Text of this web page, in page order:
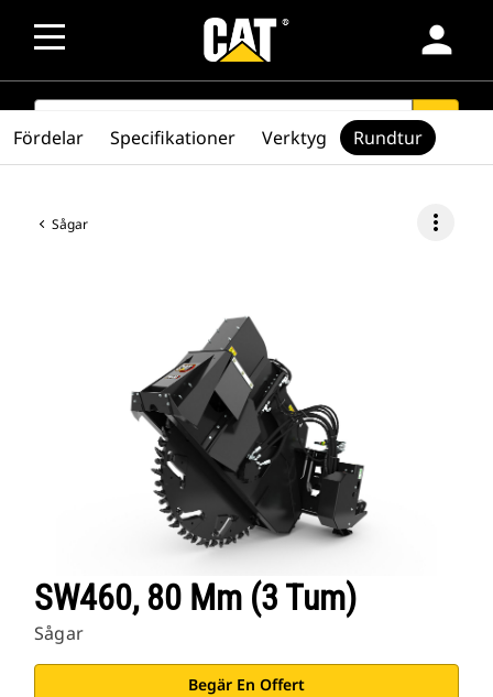
person
SEARCH search
Sågar more_vert
SW460, 80 Mm (3 Tum)
Sågar
Begär En Offert
Fördelar Specifikationer Verktyg Rundtur